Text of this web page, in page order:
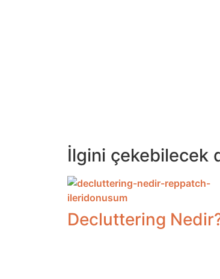
İlgini çekebilecek
Decluttering